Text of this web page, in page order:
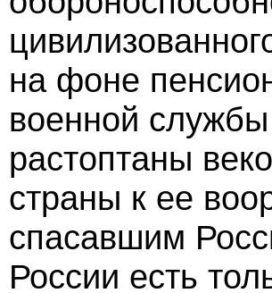
на фоне
военной
растоптаны
страны к ее
спасавшим
России есть